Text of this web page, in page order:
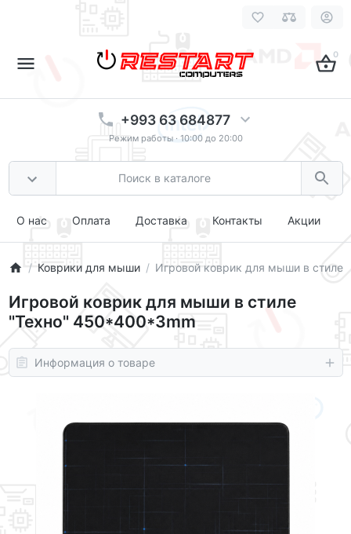
0
+993 63 684877
Режим работы · 10:00 до 20:00
О нас Оплата Доставка Контакты Акции
Коврики для мыши Игровой коврик для мыши в стиле
Игровой коврик для мыши в стиле
"Техно" 450*400*3mm
Информация о товаре